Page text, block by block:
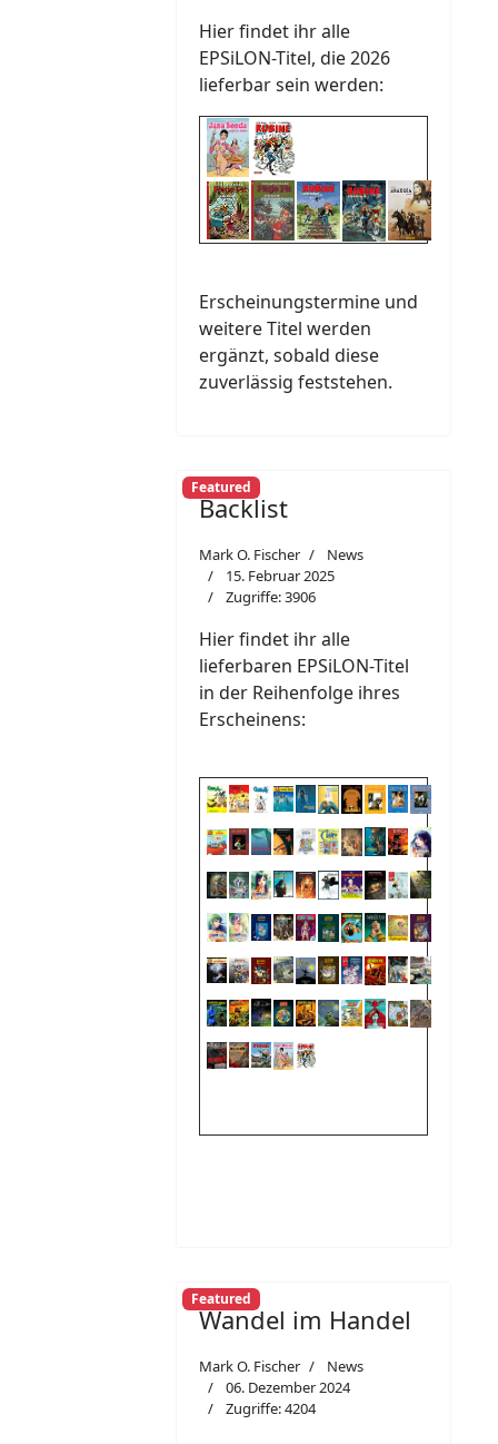
Hier findet ihr alle
EPSiLON-Titel, die 2026
lieferbar sein werden:
Erscheinungstermine und
weitere Titel werden
ergänzt, sobald diese
zuverlässig feststehen.
Featured
Backlist
Mark O. Fischer
News
15. Februar 2025
Zugriffe: 3906
Hier findet ihr alle
lieferbaren EPSiLON-Titel
in der Reihenfolge ihres
Erscheinens:
Featured
Wandel im Handel
Mark O. Fischer
News
06. Dezember 2024
Zugriffe: 4204